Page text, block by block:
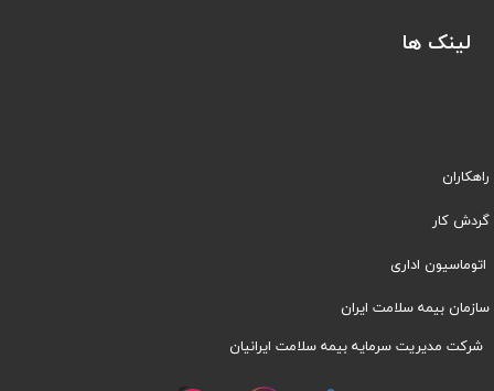
لینک ها
راهکاران
​​گردش کار
اتوماسیون اداری
سازمان بیمه سلامت ایران
شرکت مدیریت سرمایه بیمه سلامت ایرانیان